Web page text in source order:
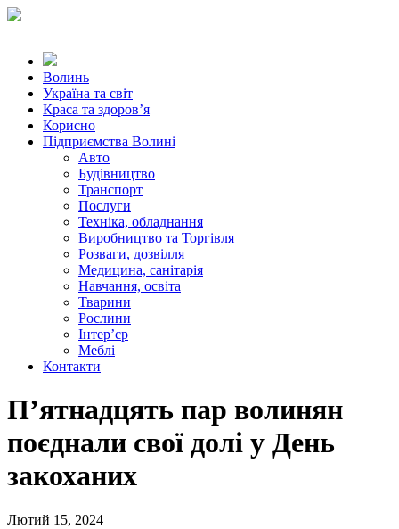
Волинь
Україна та світ
Краса та здоров’я
Корисно
Підприємства Волині
Авто
Будівництво
Транспорт
Послуги
Техніка, обладнання
Виробництво та Торгівля
Розваги, дозвілля
Медицина, санітарія
Навчання, освіта
Тварини
Рослини
Інтер’єр
Меблі
Контакти
П’ятнадцять пар волинян
поєднали свої долі у День
закоханих
Лютий 15, 2024